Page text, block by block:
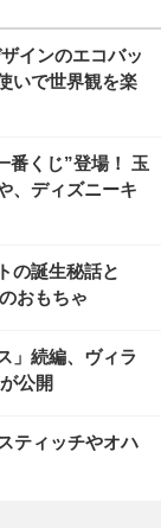
インのエコバッ
いで世界観を楽
番くじ”登場！ 玉
、ディズニーキ
の誕生秘話と
おもちゃ
」続編、ヴィラ
公開
ティッチやオハ